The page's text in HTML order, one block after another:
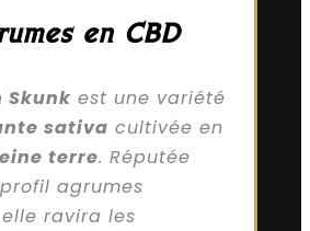
en CBD
Skunk est une variété
sativa cultivée en
terre. Réputée
agrumes
ravira les